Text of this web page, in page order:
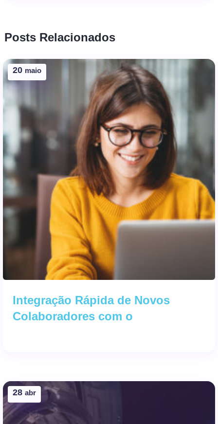
Posts Relacionados
20 maio
Integração Rápida de Novos
Colaboradores com o
28 abr